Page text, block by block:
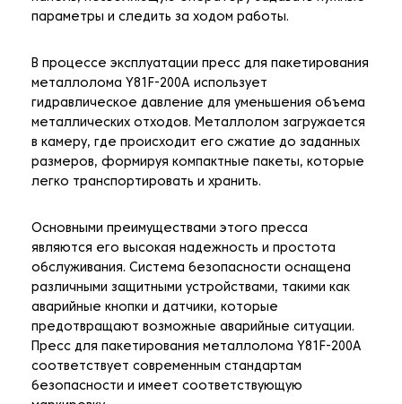
параметры и следить за ходом работы.
В процессе эксплуатации пресс для пакетирования
металлолома Y81F-200A использует
гидравлическое давление для уменьшения объема
металлических отходов. Металлолом загружается
в камеру, где происходит его сжатие до заданных
размеров, формируя компактные пакеты, которые
легко транспортировать и хранить.
Основными преимуществами этого пресса
являются его высокая надежность и простота
обслуживания. Система безопасности оснащена
различными защитными устройствами, такими как
аварийные кнопки и датчики, которые
предотвращают возможные аварийные ситуации.
Пресс для пакетирования металлолома Y81F-200A
соответствует современным стандартам
безопасности и имеет соответствующую